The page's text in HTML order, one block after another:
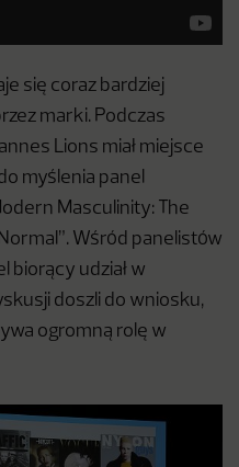
się coraz bardziej
marki. Podczas
Lions miał miejsce
myślenia panel
Masculinity: The
Wśród panelistów
biorący udział w
doszli do wniosku,
ogromną rolę w